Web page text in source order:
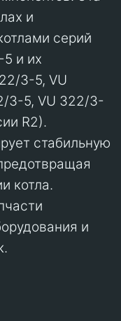
и
серий
и их
3-5, VU
3-5, VU 322/3-
R2).
стабильную
котла.
и